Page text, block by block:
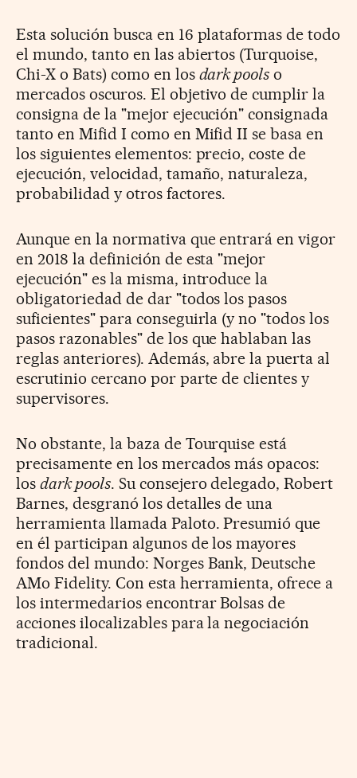
Esta solución busca en 16 plataformas de todo
el mundo, tanto en las abiertos (Turquoise,
Chi-X o Bats) como en los dark pools o
mercados oscuros. El objetivo de cumplir la
consigna de la "mejor ejecución" consignada
tanto en Mifid I como en Mifid II se basa en
los siguientes elementos: precio, coste de
ejecución, velocidad, tamaño, naturaleza,
probabilidad y otros factores.
Aunque en la normativa que entrará en vigor
en 2018 la definición de esta "mejor
ejecución" es la misma, introduce la
obligatoriedad de dar "todos los pasos
suficientes" para conseguirla (y no "todos los
pasos razonables" de los que hablaban las
reglas anteriores). Además, abre la puerta al
escrutinio cercano por parte de clientes y
supervisores.
No obstante, la baza de Tourquise está
precisamente en los mercados más opacos:
los dark pools. Su consejero delegado, Robert
Barnes, desgranó los detalles de una
herramienta llamada Paloto. Presumió que
en él participan algunos de los mayores
fondos del mundo: Norges Bank, Deutsche
AMo Fidelity. Con esta herramienta, ofrece a
los intermedarios encontrar Bolsas de
acciones ilocalizables para la negociación
tradicional.